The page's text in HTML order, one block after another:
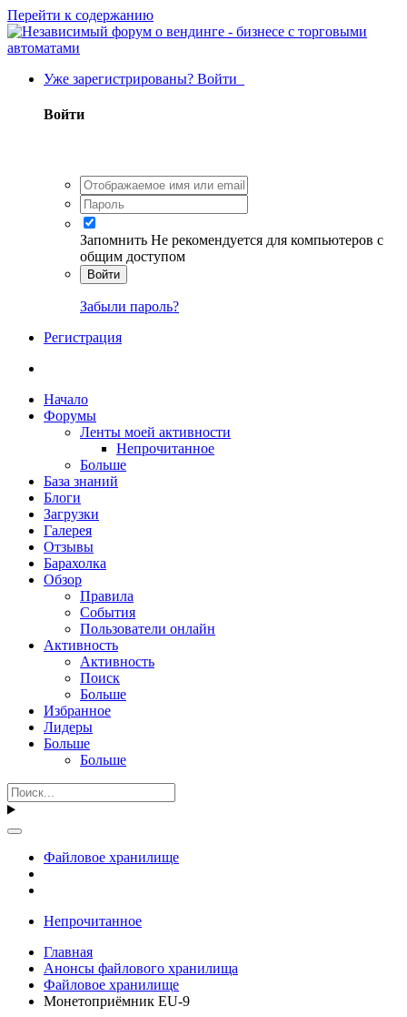
Перейти к содержанию
Уже зарегистрированы? Войти
Войти
Запомнить Не рекомендуется для компьютеров с
общим доступом
Войти
Забыли пароль?
Регистрация
Начало
Форумы
Ленты моей активности
Непрочитанное
Больше
База знаний
Блоги
Загрузки
Галерея
Отзывы
Барахолка
Обзор
Правила
События
Пользователи онлайн
Активность
Активность
Поиск
Больше
Избранное
Лидеры
Больше
Больше
Файловое хранилище
Непрочитанное
Главная
Анонсы файлового хранилища
Файловое хранилище
Монетоприёмник EU-9